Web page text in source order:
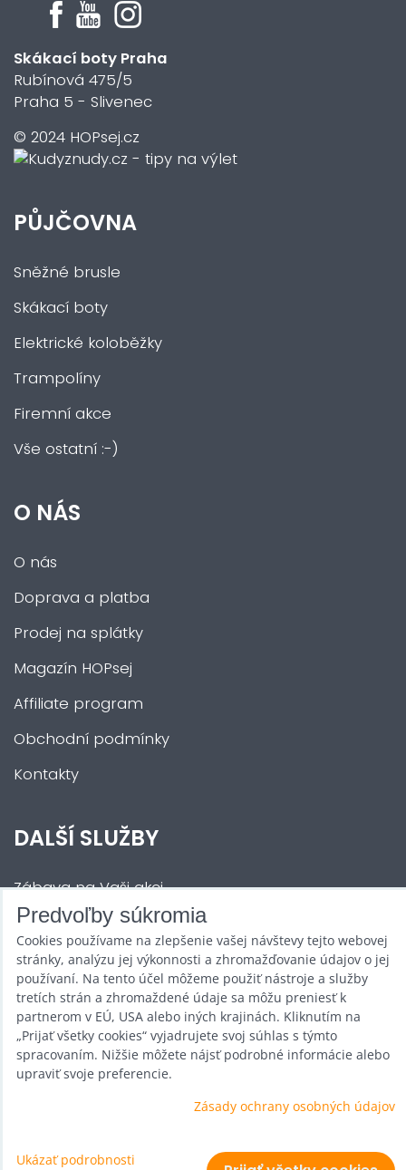
Skákací boty Praha
Rubínová 475/5
Praha 5 - Slivenec
© 2024 HOPsej.cz
PŮJČOVNA
Sněžné brusle
Skákací boty
Elektrické koloběžky
Trampolíny
Firemní akce
Vše ostatní :-)
O NÁS
O nás
Doprava a platba
Prodej na splátky
Magazín HOPsej
Affiliate program
Obchodní podmínky
Kontakty
DALŠÍ SLUŽBY
Zábava na Vaši akci
Půjčovna
Promotéři
Kurzy a setkání
Velkoobchod
Nabídka práce
Zásady ochrany osobných údajov
Predvoľby súkromia
Cookies používame na zlepšenie vašej návštevy tejto webovej
stránky, analýzu jej výkonnosti a zhromažďovanie údajov o jej
používaní. Na tento účel môžeme použiť nástroje a služby
tretích strán a zhromaždené údaje sa môžu preniesť k
partnerom v EÚ, USA alebo iných krajinách. Kliknutím na
„Prijať všetky cookies“ vyjadrujete svoj súhlas s týmto
spracovaním. Nižšie môžete nájsť podrobné informácie alebo
upraviť svoje preferencie.
Zásady ochrany osobných údajov
Ukázať podrobnosti